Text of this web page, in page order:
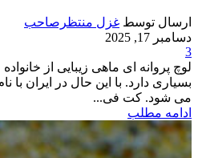
ارسال توسط غزل منتظرصاحب
دسامبر 17, 2025
3
لوچ پروانه ای ماهی زیبایی از
بسیاری دارد. با این حال در ایران
می شود. کت فی...
ادامه مطلب